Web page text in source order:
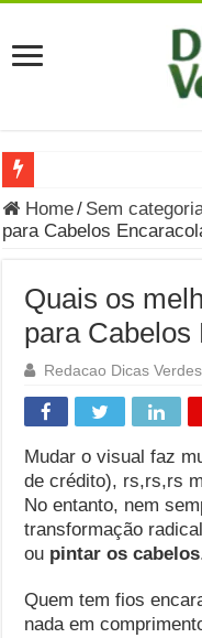
Grávida Pode Comer
Você sabe o que é uma
Carta Psicografada de
Grávida pode comer
Grávida pode comer
Carta Psicografada
Carta Psicografada de
Home/ Sem
para Cabelos
Quais os
para Cabelos
Redacao Dicas Verdes
Mudar o visual faz
de crédito), rs,rs,rs
No entanto, nem
transformação
ou pintar os cabelos
Quem tem fios
nada em